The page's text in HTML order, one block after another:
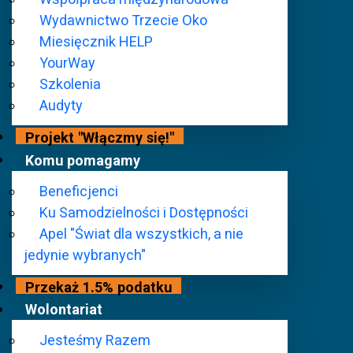
Wydawnictwo Trzecie Oko
Miesięcznik HELP
YourWay
Szkolenia
Audyty
Projekt "Włączmy się!"
Komu pomagamy
Beneficjenci
Ku Samodzielności i Dostępności
Apel "Świat dla wszystkich, a nie
jedynie wybranych"
Przekaż 1.5% podatku
Wolontariat
Jesteśmy Razem
OSOBISTE WSPOMNIENIE MARKA
WSPÓŁPRACOWNIKA I PRZYJACIELA ŚP.